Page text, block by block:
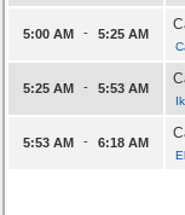
5:00 AM - 5:25 AM
5:25 AM - 5:53 AM
5:53 AM - 6:18 AM